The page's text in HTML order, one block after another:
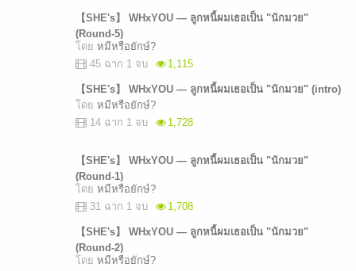
【SHE's】 WHxYOU — ลูกหนี้ผมเธอเป็น "นักมวย"
(Round-5)
โดย หมีหรือยักษ์?
45 ฉาก 1 จบ
1,115
【SHE's】 WHxYOU — ลูกหนี้ผมเธอเป็น "นักมวย" (intro)
โดย หมีหรือยักษ์?
14 ฉาก 1 จบ
1,728
【SHE's】 WHxYOU — ลูกหนี้ผมเธอเป็น "นักมวย"
(Round-1)
โดย หมีหรือยักษ์?
31 ฉาก 1 จบ
1,708
【SHE's】 WHxYOU — ลูกหนี้ผมเธอเป็น "นักมวย"
(Round-2)
โดย หมีหรือยักษ์?